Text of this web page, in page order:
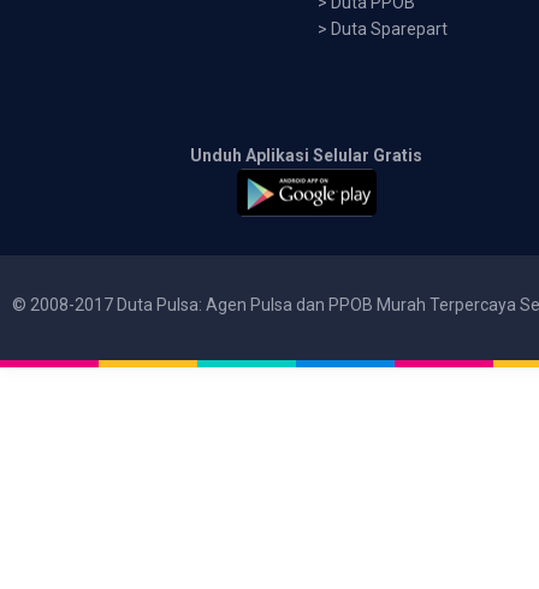
> Duta Sparepart
Unduh Aplikasi Selular Gratis
© 2008-2017 Duta Pulsa: Agen Pulsa dan PPOB Murah Terpercaya